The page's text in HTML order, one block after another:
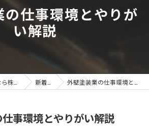
仕事環境とやりが
い解説
新着情報 外壁塗装業の仕事環境とやりがい解説
事環境とやりがい解説